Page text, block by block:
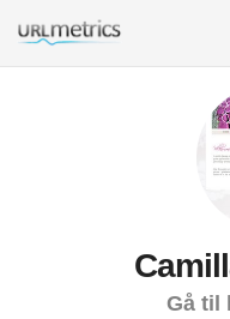
Gå til